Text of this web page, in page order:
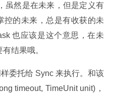
虽然是在未来，但是定义有
控的未来，总是有收获的未
也应该是这个意思，在未
结果哦。
委托给 Sync 来执行。和该
timeout, TimeUnit unit)，